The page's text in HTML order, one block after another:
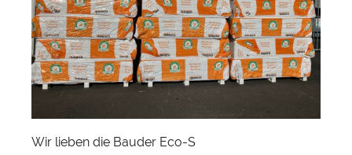
a
s
t
i
a
Wir lieben die Bauder Eco-S